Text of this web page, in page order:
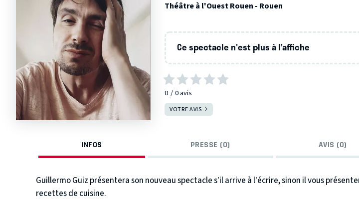
Théâtre à l'Ouest Rouen - Rouen
Ce spectacle n'est plus à l’affiche
0 0avis
VOTRE AVIS
INFOS PRESSE (0) AVIS (0)
Guillermo Guiz présentera son nouveau spectacle s’il arrive à l’écrire, sinon il vous
recettes de cuisine.